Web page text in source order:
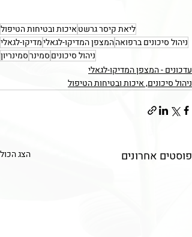
ליאת קיסר גרשטאיכות ובטיחות הטיפול
ניהול סיכונים ברפואההמצפן המדיקו-לגאלימדיקו-לגאלי
ניהול סיכוניםסמינרסמינריון
עדכונים - המצפן המדיקו-לגאלי
ניהול סיכונים, איכות ובטיחות הטיפול
פוסטים אחרונים הצג הכול